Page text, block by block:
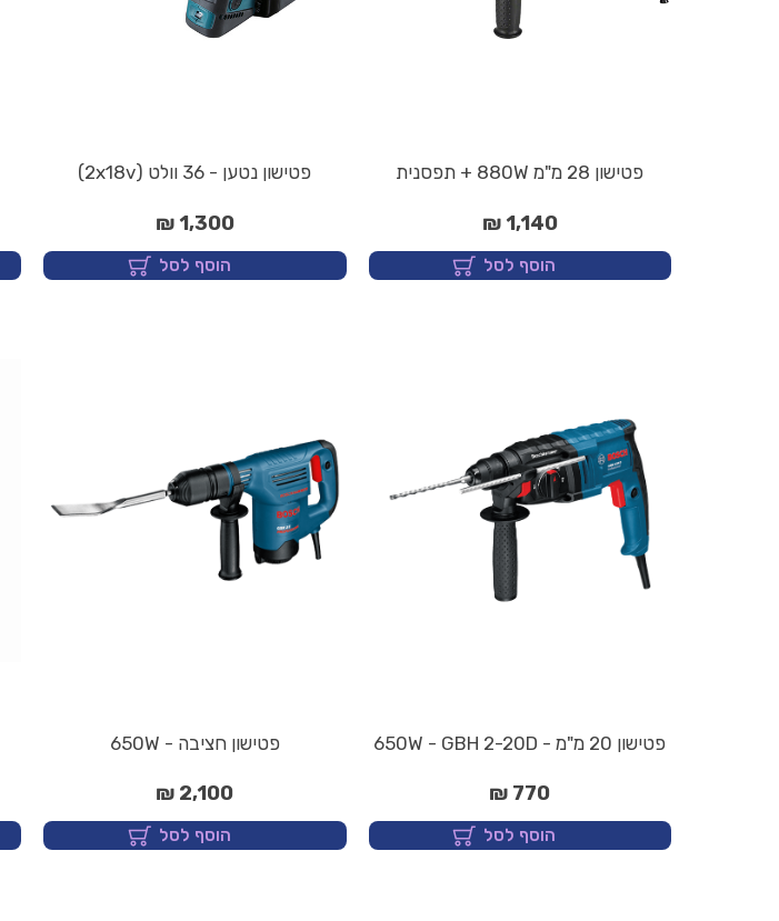
פטישון 28 מ"מ 880W + תפסנית
1,140 ₪
הוסף לסל
פטישון נטען - 36 וולט (2x18v)
1,300 ₪
הוסף לסל
פטישון 20 מ"מ - 650W - GBH 2-20D
770 ₪
הוסף לסל
פטישון חציבה - 650W
2,100 ₪
הוסף לסל